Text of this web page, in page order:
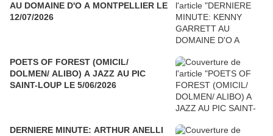
AU DOMAINE D'O A MONTPELLIER LE
12/07/2026
POETS OF FOREST (OMICIL/
DOLMEN/ ALIBO) A JAZZ AU PIC
SAINT-LOUP LE 5/06/2026
DERNIERE MINUTE: ARTHUR ANELLI